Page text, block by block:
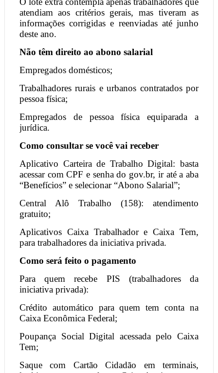
atendiam aos critérios gerais, mas tiveram as
informações corrigidas e reenviadas até junho
deste ano.
Não têm direito ao abono salarial
Empregados domésticos;
Trabalhadores rurais e urbanos contratados por
pessoa física;
Empregados de pessoa física equiparada a
jurídica.
Como consultar se você vai receber
Aplicativo Carteira de Trabalho Digital: basta
acessar com CPF e senha do gov.br, ir até a aba
“Benefícios” e selecionar “Abono Salarial”;
Central Alô Trabalho (158): atendimento
gratuito;
Aplicativos Caixa Trabalhador e Caixa Tem,
para trabalhadores da iniciativa privada.
Como será feito o pagamento
Para quem recebe PIS (trabalhadores da
iniciativa privada):
Crédito automático para quem tem conta na
Caixa Econômica Federal;
Poupança Social Digital acessada pelo Caixa
Tem;
Saque com Cartão Cidadão em terminais,